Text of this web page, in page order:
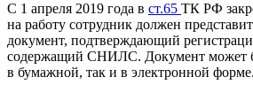
С 1 апреля 2019 года в ст.65 ТК РФ
на работу сотрудник должен
документ, подтверждающий
содержащий СНИЛС. Документ может
в бумажной, так и в электронной форме.